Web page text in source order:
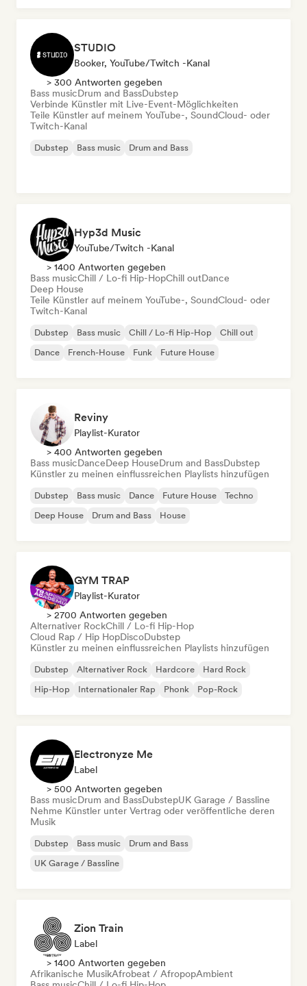
STUDIO
Booker, YouTube/Twitch -Kanal
> 300 Antworten gegeben
Bass musicDrum and BassDubstep
Verbinde Künstler mit Live-Event-Möglichkeiten
Teile Künstler auf meinem YouTube-, SoundCloud- oder
Twitch-Kanal
Dubstep Bass music Drum and Bass
Hyp3d Music
YouTube/Twitch -Kanal
> 1400 Antworten gegeben
Bass musicChill / Lo-fi Hip-HopChill outDance
Deep House
Teile Künstler auf meinem YouTube-, SoundCloud- oder
Twitch-Kanal
Dubstep Bass music Chill / Lo-fi Hip-Hop
Chill out
Dance
French-House Funk Future House
Reviny
Playlist-Kurator
> 400 Antworten gegeben
Bass musicDanceDeep HouseDrum and BassDubstep
Künstler zu meinen einflussreichen Playlists hinzufügen
Dubstep Bass music Dance Future House
Techno
Deep House
Drum and Bass House
GYM TRAP
Playlist-Kurator
> 2700 Antworten gegeben
Alternativer RockChill / Lo-fi Hip-Hop
Cloud Rap / Hip HopDiscoDubstep
Künstler zu meinen einflussreichen Playlists hinzufügen
Dubstep Alternativer Rock Hardcore
Hard Rock
Hip-Hop
Internationaler Rap Phonk Pop-Rock
Electronyze Me
Label
> 500 Antworten gegeben
Bass musicDrum and BassDubstepUK Garage / Bassline
Nehme Künstler unter Vertrag oder veröffentliche deren
Musik
Dubstep Bass music
Drum and Bass
UK Garage / Bassline
Zion Train
Label
> 1400 Antworten gegeben
Afrikanische MusikAfrobeat / AfropopAmbient